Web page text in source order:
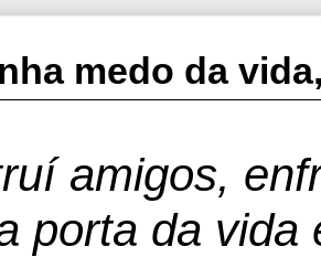
medo da
amigos,
porta da vida